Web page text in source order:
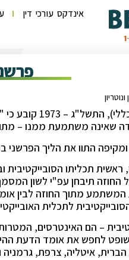
אינדקס עורכי דין
סעיף 25 לחוק
שאינה משתמעת ממנו –
התוו את הליך הפרשני
– הם האינטרסים,
לחפש את אומד הדעת
איטליה, צרפת, גרמניה